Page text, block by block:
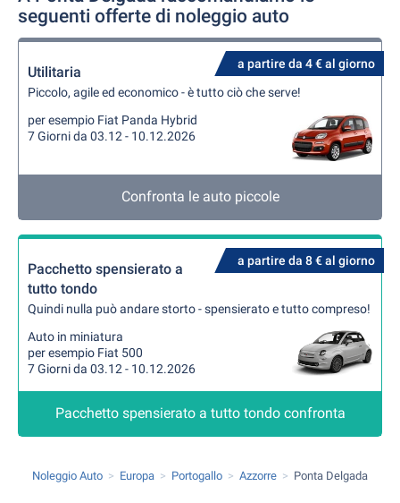
seguenti offerte di noleggio auto
a partire da 4 € al giorno
Utilitaria
Piccolo, agile ed economico - è tutto ciò che serve!
per esempio Fiat Panda Hybrid
7 Giorni da 03.12 - 10.12.2026
Confronta le auto piccole
a partire da 8 € al giorno
Pacchetto spensierato a
tutto tondo
Quindi nulla può andare storto - spensierato e tutto compreso!
Auto in miniatura
per esempio Fiat 500
7 Giorni da 03.12 - 10.12.2026
Pacchetto spensierato a tutto tondo confronta
Noleggio Auto Europa Portogallo Azzorre Ponta Delgada